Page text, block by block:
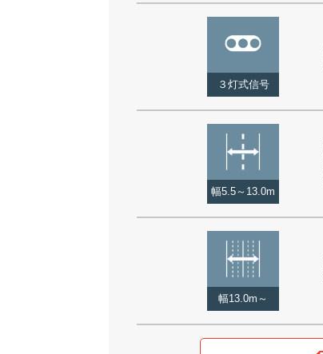
３灯式信号
幅5.5～13.0m
幅13.0m～